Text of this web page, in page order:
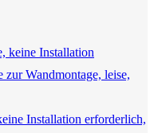
Installation erforderlich,